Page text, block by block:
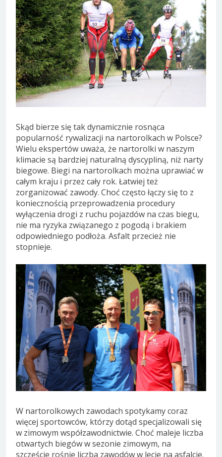
Skąd bierze się tak dynamicznie rosnąca
popularność rywalizacji na nartorolkach w Polsce?
Wielu ekspertów uważa, że nartorolki w naszym
klimacie są bardziej naturalną dyscypliną, niż narty
biegowe. Biegi na nartorolkach można uprawiać w
całym kraju i przez cały rok. Łatwiej też
zorganizować zawody. Choć często łączy się to z
koniecznością przeprowadzenia procedury
wyłączenia drogi z ruchu pojazdów na czas biegu,
nie ma ryzyka związanego z pogodą i brakiem
odpowiedniego podłoża. Asfalt przecież nie
stopnieje.
W nartorolkowych zawodach spotykamy coraz
więcej sportowców, którzy dotąd specjalizowali się
w zimowym współzawodnictwie. Choć maleje liczba
otwartych biegów w sezonie zimowym, na
szczęście rośnie liczba zawodów w lecie na asfalcie.